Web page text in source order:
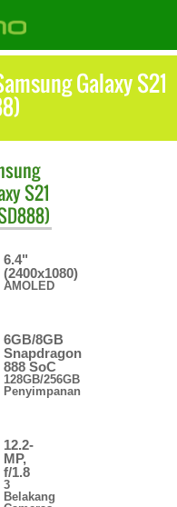
Galaxy S21
S21
6.4"
(2400x1080)
AMOLED
6GB/8GB
Snapdragon
888 SoC
128GB/256GB
Penyimpanan
12.2-
MP,
f/1.8
3
Belakang